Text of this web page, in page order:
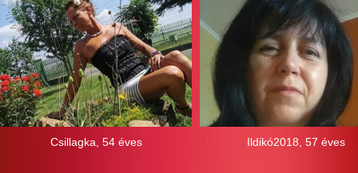
Csillagka, 54 éves Ildikó2018, 57 éves